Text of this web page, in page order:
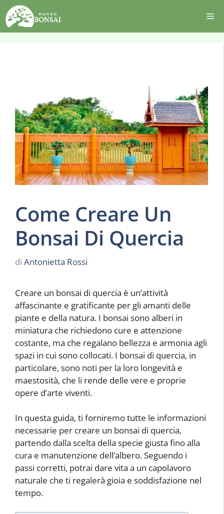
Vai
al
contenuto
Come Creare Un
Bonsai Di Quercia
di Antonietta Rossi
Creare un bonsai di quercia è un’attività
affascinante e gratificante per gli amanti delle
piante e della natura. I bonsai sono alberi in
miniatura che richiedono cure e attenzione
costante, ma che regalano bellezza e armonia agli
spazi in cui sono collocati. I bonsai di quercia, in
particolare, sono noti per la loro longevità e
maestosità, che li rende delle vere e proprie
opere d’arte viventi.
In questa guida, ti forniremo tutte le informazioni
necessarie per creare un bonsai di quercia,
partendo dalla scelta della specie giusta fino alla
cura e manutenzione dell’albero. Seguendo i
passi corretti, potrai dare vita a un capolavoro
naturale che ti regalerà gioia e soddisfazione nel
tempo.